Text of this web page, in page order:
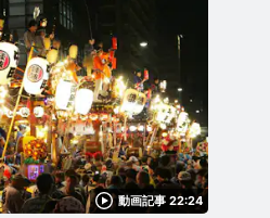
動画記事 22:24